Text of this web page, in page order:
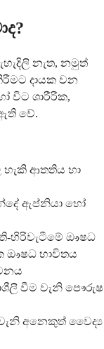
නැත, නමුත්
දායක වන
විට ශාරීරික,
වේ.
හැකි ආතතිය හා
ඇප්නියා හෝ
හිරිවැටීමේ ඖෂධ
ඖෂධ භාවිතය
වීම වැනි පෞරුෂ
අනෙකුත් වෛද්‍ය